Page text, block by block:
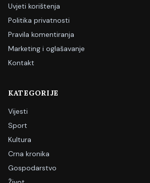
Uvjeti korištenja
Politika privatnosti
Pravila komentiranja
Marketing i oglašavanje
Kontakt
KATEGORIJE
Vijesti
Sport
Kultura
Crna kronika
Gospodarstvo